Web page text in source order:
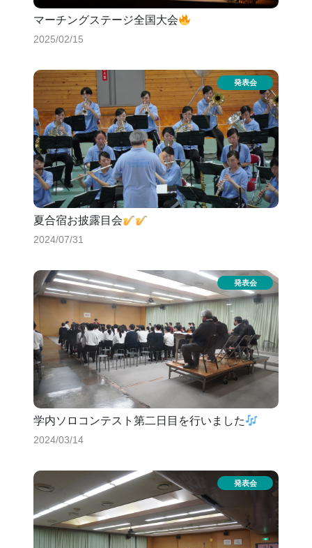
マーチングステージ全国大会
2025/02/15
夏合宿お披露目会
2024/07/31
学内ソロコンテスト第二日目を行いました
2024/03/14